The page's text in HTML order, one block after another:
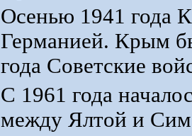
Осенью 1941 года
Германией. Крым
года Советские
С 1961 года
между Ялтой и